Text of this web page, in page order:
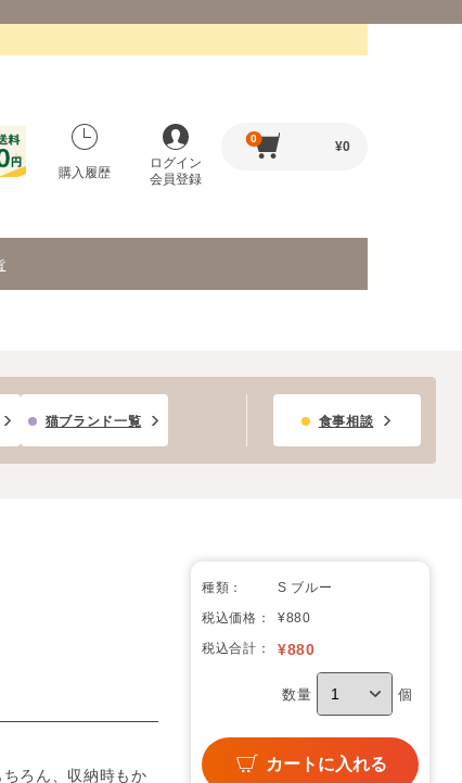
購入履歴
ログイン
会員登録
0
¥0
猫ブランド一覧 食事相談
ろん、収納時もか
種類：
S ブルー
税込価格：
¥880
税込合計：
¥880
数量 個
カートに入れる